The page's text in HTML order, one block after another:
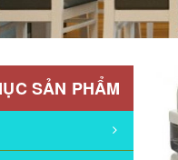
SẢN PHẨM